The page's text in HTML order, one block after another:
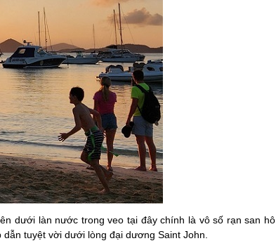
dưới làn nước trong veo tại đây chính là vô số rạn san hô
tuyệt vời dưới lòng đại dương Saint John.